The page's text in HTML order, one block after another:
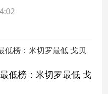
低榜：米切罗最低 戈